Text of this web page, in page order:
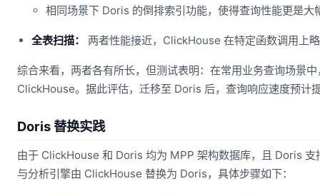
相同场景下 Doris 的倒排索引功能，使得查询性能更是
全表扫描： 两者性能接近，ClickHouse 在特定函数调用上
综合来看，两者各有所长，但测试表明：在常用业务查询场景
ClickHouse。据此评估，迁移至 Doris 后，查询响应速度预计
Doris 替换实践
由于 ClickHouse 和 Doris 均为 MPP 架构数据库，且 Doris
与分析引擎由 ClickHouse 替换为 Doris，具体步骤如下：